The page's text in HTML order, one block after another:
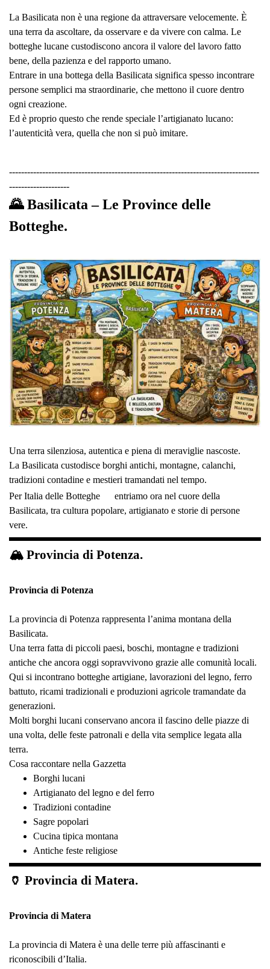
La Basilicata non è una regione da attraversare velocemente. È
una terra da ascoltare, da osservare e da vivere con calma. Le
botteghe lucane custodiscono ancora il valore del lavoro fatto
bene, della pazienza e del rapporto umano.
Entrare in una bottega della Basilicata significa spesso incontrare
persone semplici ma straordinarie, che mettono il cuore dentro
ogni creazione.
Ed è proprio questo che rende speciale l’artigianato lucano:
l’autenticità vera, quella che non si può imitare.
-----------------------------------------------------------------------------------
--------------------
🌄 Basilicata – Le Province delle
Botteghe.
Una terra silenziosa, autentica e piena di meraviglie nascoste.
La Basilicata custodisce borghi antichi, montagne, calanchi,
tradizioni contadine e mestieri tramandati nel tempo.
Per Italia delle Botteghe
entriamo ora nel cuore della
Basilicata, tra cultura popolare, artigianato e storie di persone
vere.
🏔 Provincia di Potenza.
Provincia di Potenza
La provincia di Potenza rappresenta l’anima montana della
Basilicata.
Una terra fatta di piccoli paesi, boschi, montagne e tradizioni
antiche che ancora oggi sopravvivono grazie alle comunità locali.
Qui si incontrano botteghe artigiane, lavorazioni del legno, ferro
battuto, ricami tradizionali e produzioni agricole tramandate da
generazioni.
Molti borghi lucani conservano ancora il fascino delle piazze di
una volta, delle feste patronali e della vita semplice legata alla
terra.
Cosa raccontare nella Gazzetta
Borghi lucani
Artigianato del legno e del ferro
Tradizioni contadine
Sagre popolari
Cucina tipica montana
Antiche feste religiose
🏺 Provincia di Matera.
Provincia di Matera
La provincia di Matera è una delle terre più affascinanti e
riconoscibili d’Italia.